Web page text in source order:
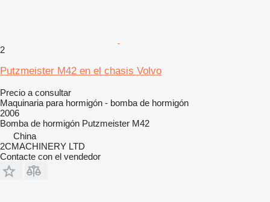
2
Putzmeister M42 en el chasis Volvo
Precio a consultar
Maquinaria para hormigón - bomba de hormigón
2006
Bomba de hormigón Putzmeister M42
China
2CMACHINERY LTD
Contacte con el vendedor